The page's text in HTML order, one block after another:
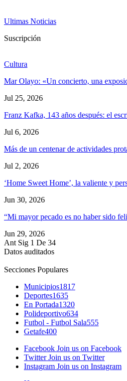
Ultimas Noticias
Suscripción
Cultura
Mar Olayo: «Un concierto, una
Jul 25, 2026
Franz Kafka, 143 años después: el
Jul 6, 2026
Más de un centenar de actividades
Jul 2, 2026
‘Home Sweet Home’, la valiente y
Jun 30, 2026
“Mi mayor pecado es no haber sido
Jun 29, 2026
Ant Sig 1 De 34
Datos auditados
Secciones Populares
Municipios1817
Deportes1635
En Portada1320
Polideportivo634
Futbol - Futbol Sala555
Getafe400
Facebook Join us on Facebook
Twitter Join us on Twitter
Instagram Join us on Instagram